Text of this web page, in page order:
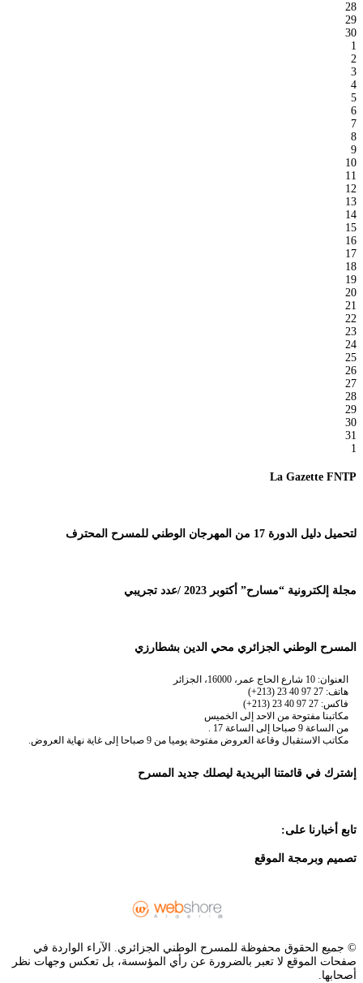
28
29
30
1
2
3
4
5
6
7
8
9
10
11
12
13
14
15
16
17
18
19
20
21
22
23
24
25
26
27
28
29
30
31
1
La Gazette FNTP
لتحميل دليل الدورة 17 من المهرجان الوطني للمسرح المحترف
مجلة إلكترونية “مسارح” أكتوبر 2023 /عدد تجريبي
المسرح الوطني الجزائري محي الدين بشطارزي
العنوان: 10 شارع الحاج عمر، 16000، الجزائر
هاتف: 27 97 40 23 (213+)
فاكس: 27 97 40 23 (213+)
مكاتبنا مفتوحة من الاحد إلى الخميس
من الساعة 9 صباحا إلى الساعة 17 .
مكاتب الاستقبال وقاعة العروض مفتوحة يوميا من 9 صباحا إلى غاية نهاية العروض.
إشترك في قائمتنا البريدية ليصلك جديد المسرح
تابع أخبارنا على:
تصميم وبرمجة الموقع
© جميع الحقوق محفوظة للمسرح الوطني الجزائري. الآراء الواردة في
صفحات الموقع لا تعبر بالضرورة عن رأي المؤسسة، بل تعكس وجهات نظر
أصحابها.